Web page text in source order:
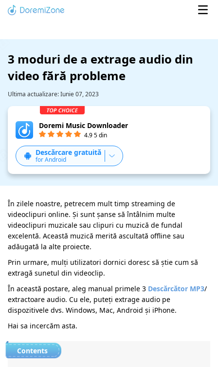
3 moduri de a extrage audio din
video fără probleme
Ultima actualizare:Iunie 07, 2023
Doremi Music Downloader
4.9 5 din
Descărcare gratuită
for Android
În zilele noastre, petrecem mult timp streaming de
videoclipuri online. Și sunt șanse să întâlnim multe
videoclipuri muzicale sau clipuri cu muzică de fundal
excelentă. Această muzică merită ascultată offline sau
adăugată la alte proiecte.
Prin urmare, mulți utilizatori dornici doresc să știe cum să
extragă sunetul din videoclip.
În această postare, aleg manual primele 3 Descărcător MP3/
extractoare audio. Cu ele, puteți extrage audio pe
dispozitivele dvs. Windows, Mac, Android și iPhone.
Hai sa incercăm asta.